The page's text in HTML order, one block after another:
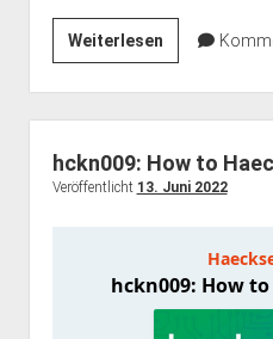
Weiterlesenhckn010:
Einstieg
zur
Philosophie
hckn009: How to
Veröffentlicht 13. Juni 2022